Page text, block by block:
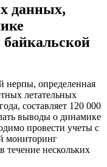
данных,
нерпы, определенная
летательных
составляет 120 000
выводы о динамике
провести учеты с
мониторинг
течение нескольких